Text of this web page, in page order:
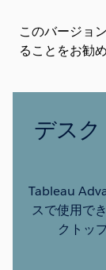
このバージョ
ることをお勧
デス
Tableau
スで使用で
クトッ